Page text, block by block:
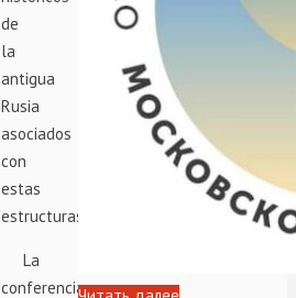
de
la
antigua
Rusia
asociados
con
estas
estructuras.
La
conferencia